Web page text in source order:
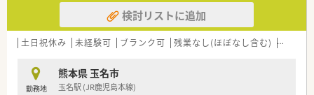
********************************
＼手厚いサポートが魅力のファルマスタッフ／
■万全のサポート体制：2名体制で担当がつきしっかりサポート！
■各種保険を完備：社会保険(週20時間以上)/雇用保険/薬剤師賠
■充実の休暇制度：有給休暇(6ヶ月以上勤務)、夏季休暇、慶弔休
暇など
検討リストに追加
土日祝休み 未経験可 ブランク可 残業なし(ほぼなし含む) 転勤な
勤務地
熊本県 玉名市
玉名駅 (JR鹿児島本線)